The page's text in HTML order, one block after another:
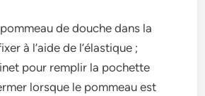
de douche dans la
à l’aide de l’élastique ;
pour remplir la pochette
lorsque le pommeau est